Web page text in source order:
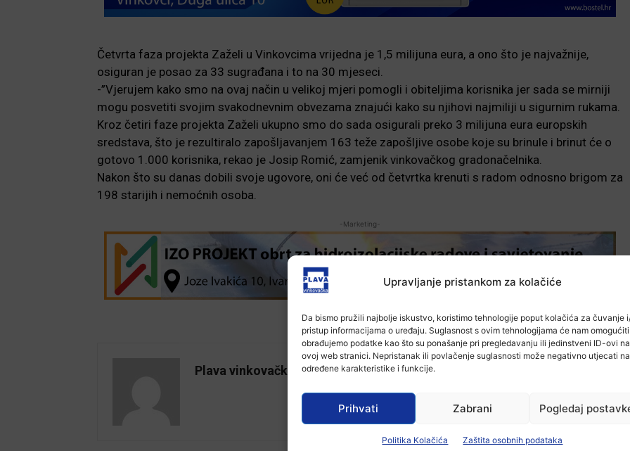
Upravljanje pristankom za kolačiće
Da bismo pružili najbolje iskustvo, koristimo tehnologije poput kolačića za čuvanje
pristup informacijama o uređaju. Suglasnost s ovim tehnologijama će nam
obrađujemo podatke kao što su ponašanje pri pregledavanju ili jedinstveni ID-ovi na
ovoj web stranici. Nepristanak ili povlačenje suglasnosti može negativno utjecati na
određene karakteristike i funkcije.
Prihvati Zabrani Pogledaj
Politika Kolačića Zaštita osobnih podataka
Četvrta faza projekta Zaželi u Vinkovcima vrijedna je 1,5 milijuna eura, a ono što je najvažnije,
osiguran je posao za 33 sugrađana i to na 30 mjeseci.
-”Vjerujem kako smo na ovaj način u velikoj mjeri pomogli i obiteljima korisnika jer sada se mirniji
mogu posvetiti svojim svakodnevnim obvezama znajući kako su njihovi najmiliji u sigurnim rukama.
Kroz četiri faze projekta Zaželi ukupno smo do sada osigurali preko 3 milijuna eura europskih
sredstava, što je rezultiralo zapošljavanjem 163 teže zapošljive osobe koje su brinule i brinut će o
gotovo 1.000 korisnika, rekao je Josip Romić, zamjenik vinkovačkog gradonačelnika.
Nakon što su danas dobili svoje ugovore, oni će već od četvrtka krenuti s radom odnosno brigom za
198 starijih i nemoćnih osoba.
-Marketing-
Plava vinkovačka